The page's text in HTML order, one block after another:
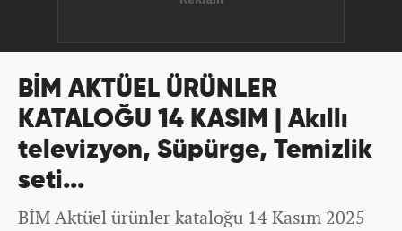
BİM AKTÜEL ÜRÜNLER
KATALOĞU 14 KASIM | Akıllı
televizyon, Süpürge, Temizlik
seti...
BİM Aktüel ürünler kataloğu 14 Kasım 2025